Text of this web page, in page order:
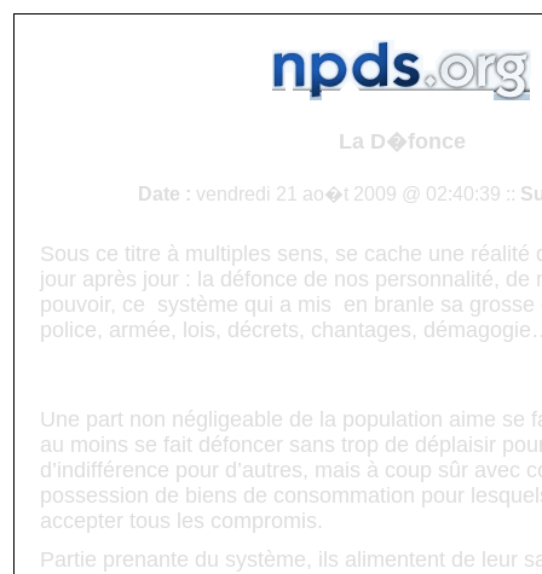
La D�fonce
Date : vendredi 21 ao�t 2009 @ 02:40:39 ::
Sous ce titre à multiples sens, se cache une réalité
jour après jour : la défonce de nos personnalité, de
pouvoir, ce système qui a mis en branle sa
police, armée, lois, décrets, chantages,
Une part non négligeable de la population aime se
au moins se fait défoncer sans trop de déplaisir
d’indifférence pour d’autres, mais à coup sûr avec
possession de biens de consommation pour
accepter tous les compromis.
Partie prenante du système, ils alimentent de leur